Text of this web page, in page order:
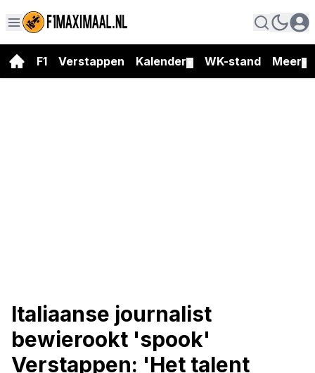
F1 Verstappen Kalender WK-stand Meer
Italiaanse journalist
bewierookt 'spook'
Verstappen: 'Het talent